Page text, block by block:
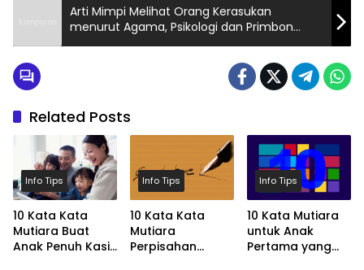
Arti Mimpi Melihat Orang Kerasukan
menurut Agama, Psikologi dan Primbon
Jawa
Related Posts
Info Tips
10 Kata Kata
Mutiara Buat
Anak Penuh Kasih
Info Tips
10 Kata Kata
Mutiara
Perpisahan
Info Tips
10 Kata Mutiara
untuk Anak
Pertama yang